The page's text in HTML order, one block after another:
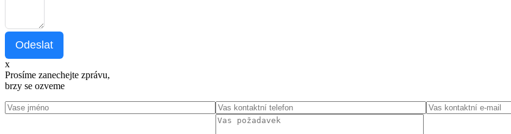
Odeslat
x
Prosíme zanechejte zprávu,
brzy se ozveme